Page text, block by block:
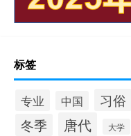
标签
专业 中国 习俗
冬季 唐代 大学